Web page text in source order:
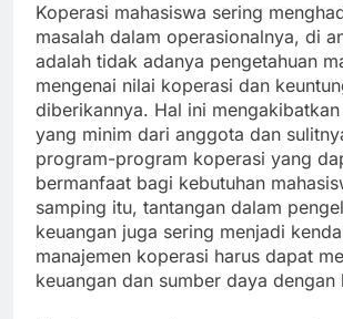
Koperasi mahasiswa sering
masalah dalam operasionalnya, di
adalah tidak adanya pengetahuan
mengenai nilai koperasi dan
diberikannya. Hal ini
yang minim dari anggota dan
program-program koperasi yang
bermanfaat bagi kebutuhan
samping itu, tantangan dalam
keuangan juga sering menjadi
manajemen koperasi harus dapat
keuangan dan sumber daya dengan